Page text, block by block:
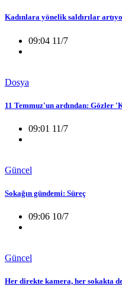
Kadınlara yönelik saldırılar
09:04 11/7
Dosya
11 Temmuz'un ardından: Gözler
09:01 11/7
Güncel
Sokağın gündemi: Süreç
09:06 10/7
Güncel
Her direkte kamera, her sokakta